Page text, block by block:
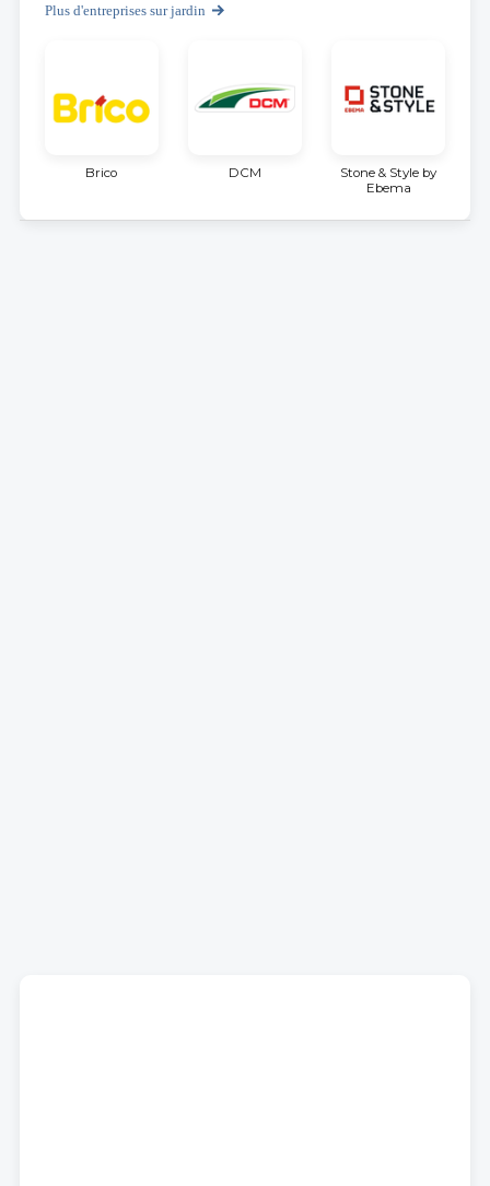
Plus d'entreprises sur jardin
Brico DCM
Stone & Style by
Ebema